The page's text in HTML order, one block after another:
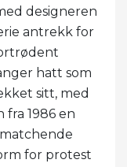
designeren
antrekk for
hatt som
sitt, med
fra 1986 en
for protest